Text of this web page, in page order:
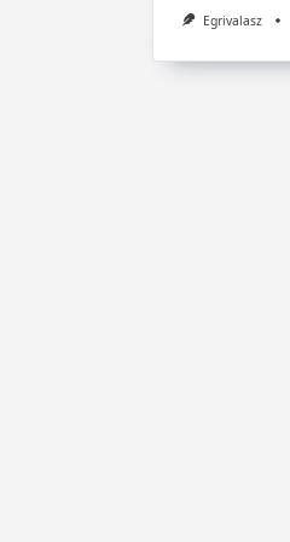
Egrivalasz